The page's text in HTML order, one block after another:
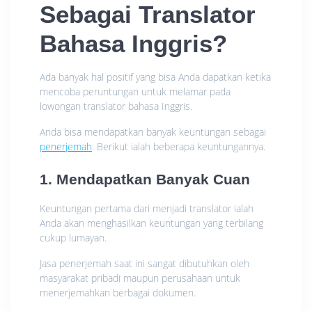
Sebagai Translator
Bahasa Inggris?
Ada banyak hal positif yang bisa Anda dapatkan ketika
mencoba peruntungan untuk melamar pada
lowongan translator bahasa Inggris.
Anda bisa mendapatkan banyak keuntungan sebagai
penerjemah. Berikut ialah beberapa keuntungannya.
1. Mendapatkan Banyak Cuan
Keuntungan pertama dari menjadi translator ialah
Anda akan menghasilkan keuntungan yang terbilang
cukup lumayan.
Jasa penerjemah saat ini sangat dibutuhkan oleh
masyarakat pribadi maupun perusahaan untuk
menerjemahkan berbagai dokumen.